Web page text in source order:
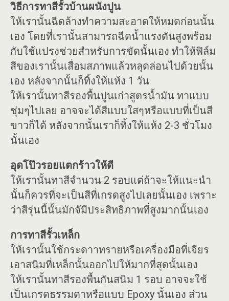
วิธีการทาสีรั้วบ้านผนังปูน
ให้เรานั้นฉีดล้างทำความสะอาดให้หมดก่อนนั้น
เอง โดยที่เรานั้นสามารถฉีดน้ำแรงดันสูงพร้อม
กับใช้แปรงช่วยสำหรับการขัดนั้นเอง ทำให้ฟิล์ม
สีของเรานั้นเสื่อมสภาพแล้วหลุดล่อนไปด้วยนั้น
เอง หลังจากนั้นก็ทิ้งให้แห้ง 1 วัน
ให้เรานั้นทาสีรองพื้นปูนเก่าสูตรน้ำมัน ทาแบบ
ชุ่มๆไปเลย อาจจะได้สีแบบใสๆหรือแบบที่เป็นสี
ขาวก็ได้ หลังจากนั้นเราก็ทิ้งให้แห้ง 2-3 ชั่วโมง
นั้นเอง
อุดโป๊วรอยแตกร้าวให้ดี
ให้เรานั้นทาสีจำนวน 2 รอบแต่ถ้าจะให้แนะนำ
นั้นก็ควรที่จะเป็นสีที่เกรดสูงไปเลยนั้นเอง เพราะ
ว่าสีรุ่นนี้นั้นมักจัมีประสิทธิภาพที่สูงมากนั้นเอง
การทาสีรั้วเหล็ก
ให้เรานั้นใช้กระดาาทรายหรือเครื่องมือที่เจียร
เอาสนิมที่เหล็กนั้นออกไปให้มากที่สุดนั้นเอง
ให้เรานั้นทาสีรองพื้นกันสนิม 1 รอบ อาจจะใช้
เป็นเกรดธรรมดาหรือแบบ Epoxy นั้นเอง ส่วน